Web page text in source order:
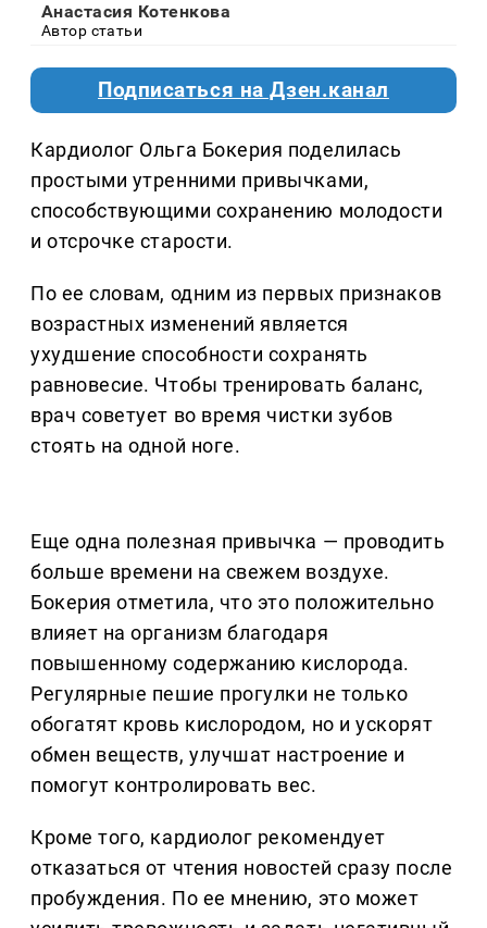
Анастасия Котенкова
Автор статьи
Подписаться на Дзен.канал
Кардиолог Ольга Бокерия поделилась
простыми утренними привычками,
способствующими сохранению молодости
и отсрочке старости.
По ее словам, одним из первых признаков
возрастных изменений является
ухудшение способности сохранять
равновесие. Чтобы тренировать баланс,
врач советует во время чистки зубов
стоять на одной ноге.
Еще одна полезная привычка — проводить
больше времени на свежем воздухе.
Бокерия отметила, что это положительно
влияет на организм благодаря
повышенному содержанию кислорода.
Регулярные пешие прогулки не только
обогатят кровь кислородом, но и ускорят
обмен веществ, улучшат настроение и
помогут контролировать вес.
Кроме того, кардиолог рекомендует
отказаться от чтения новостей сразу после
пробуждения. По ее мнению, это может